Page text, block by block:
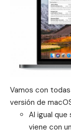
Vamos con
versión de
Al igual que
viene con